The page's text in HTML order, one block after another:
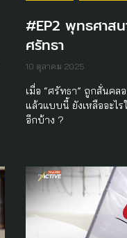
#EP2 พุทธศาสน
ศรัทธา
10 ตุลาคม 2025
เมื่อ “ศรัทธา” ถูกสั่นคล
แล้วแบบนี้ ยังเหลืออะไ
อีกบ้าง ?